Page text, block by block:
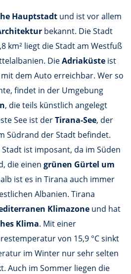
Hauptstadt und ist vor allem
bekannt. Die Stadt
km² liegt die Stadt am Westfuß
DieAdriaküste ist
dem Auto erreichbar. Wer so
findet in der Umgebung
, die teils künstlich angelegt
See ist derTirana-See, der
Südrand der Stadt befindet.
ist imposant, da im Süden
die einen grünen Gürtel um
ist es in Tirana auch immer
Albanien. Tirana
Klimazone und hat
Klima. Mit einer
von 15,9 °C sinkt
im Winter nur sehr selten
Auch im Sommer liegen die